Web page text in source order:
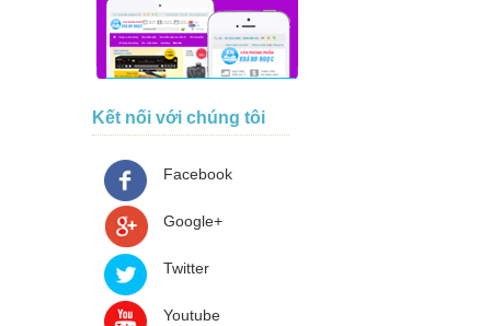
Kết nối với chúng tôi
Facebook
Google+
Twitter
Youtube